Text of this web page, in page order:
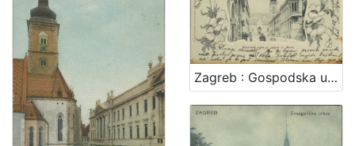
Zagreb : Gospodska ulica sa crkvom sv. Marka